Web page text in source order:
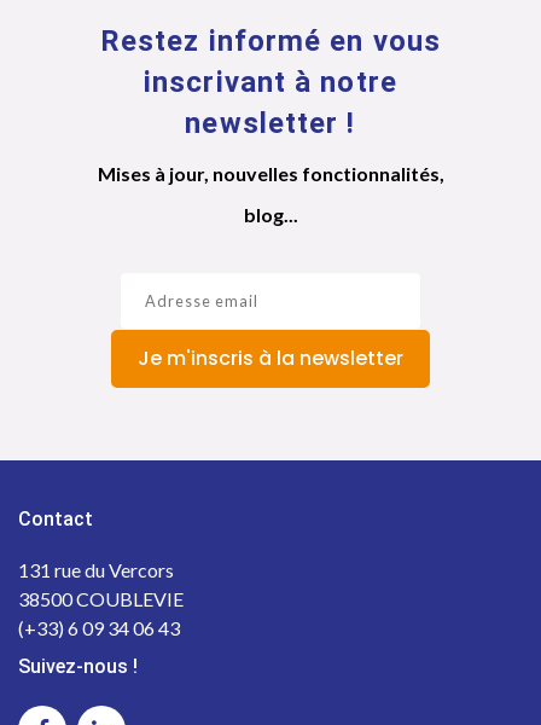
Restez informé en vous
inscrivant à notre
newsletter !
Mises à jour, nouvelles fonctionnalités,
blog...
Je m'inscris à la newsletter
Contact
131 rue du Vercors
38500 COUBLEVIE
(+33) 6 09 34 06 43
Suivez-nous !